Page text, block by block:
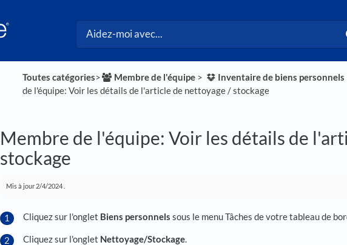
Toutes catégories​>​ ​Membre de l'équipe ​ > ​ ​Inventaire de biens personnels
de l'équipe: Voir les détails de l'article de nettoyage / stockage
Membre de l'équipe: Voir les détails de
stockage
Mis à jour 2/4/2024
Cliquez sur l'onglet Biens personnels sous le menu Tâches de votre tableau de
Cliquez sur l'onglet Nettoyage/Stockage